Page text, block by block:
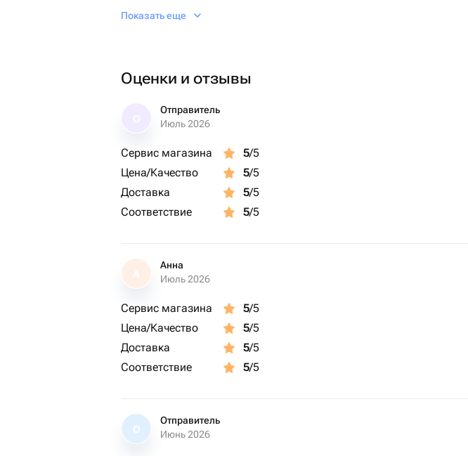
Каждый цветок – это произведение искусства, где каждый лепесток
Показать еще
Оценки и отзывы
Отправитель
Июль 2026
Сервис магазина 5/5
Цена/Качество
5/5
Доставка
5/5
Соответствие
5/5
А
Анна
Июль 2026
Сервис магазина 5/5
Цена/Качество
5/5
Доставка
5/5
Соответствие
5/5
О
Отправитель
Июнь 2026